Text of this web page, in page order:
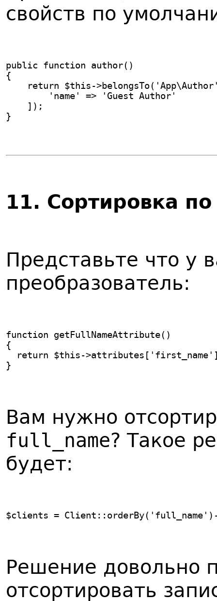
свойств по
public function author()
{
return $this-
        'name' => 'Guest Author'
    ]);
}
11. Сортировка
Представьте что у
преобразователь:
function getFullNameAttribute()
{
return $this-
}
Вам нужно
full_name? Такое
будет:
$clients =
Решение довольно
отсортировать